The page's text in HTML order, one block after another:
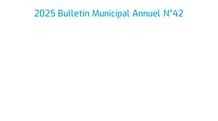
2025 Bulletin Municipal Annuel N°42